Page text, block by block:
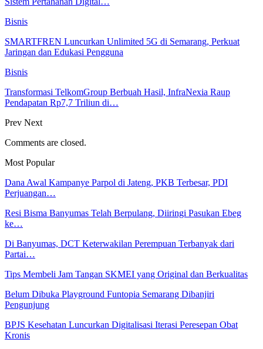
Bisnis
SMARTFREN Luncurkan Unlimited 5G di Semarang, Perkuat
Jaringan dan Edukasi Pengguna
Bisnis
Transformasi TelkomGroup Berbuah Hasil, InfraNexia Raup
Pendapatan Rp7,7 Triliun di…
Prev Next
Comments are closed.
Most Popular
Dana Awal Kampanye Parpol di Jateng, PKB Terbesar, PDI
Perjuangan…
Resi Bisma Banyumas Telah Berpulang, Diiringi Pasukan Ebeg
ke…
Di Banyumas, DCT Keterwakilan Perempuan Terbanyak dari
Partai…
Tips Membeli Jam Tangan SKMEI yang Original dan Berkualitas
Belum Dibuka Playground Funtopia Semarang Dibanjiri
Pengunjung
BPJS Kesehatan Luncurkan Digitalisasi Iterasi Peresepan Obat
Kronis